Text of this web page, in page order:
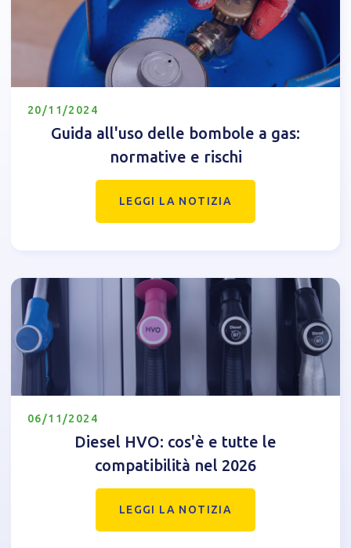
20/11/2024
Guida all'uso delle bombole a gas:
normative e rischi
LEGGI LA NOTIZIA
06/11/2024
Diesel HVO: cos'è e tutte le
compatibilità nel 2026
LEGGI LA NOTIZIA